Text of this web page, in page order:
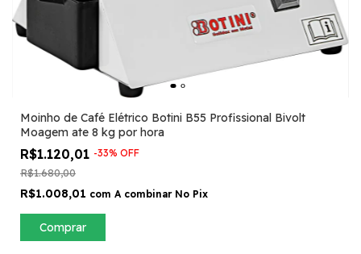
Moinho de Café Elétrico Botini B55 Profissional Bivolt
Moagem ate 8 kg por hora
R$1.120,01 -33% OFF
R$1.680,00
R$1.008,01 com A combinar No Pix
Comprar